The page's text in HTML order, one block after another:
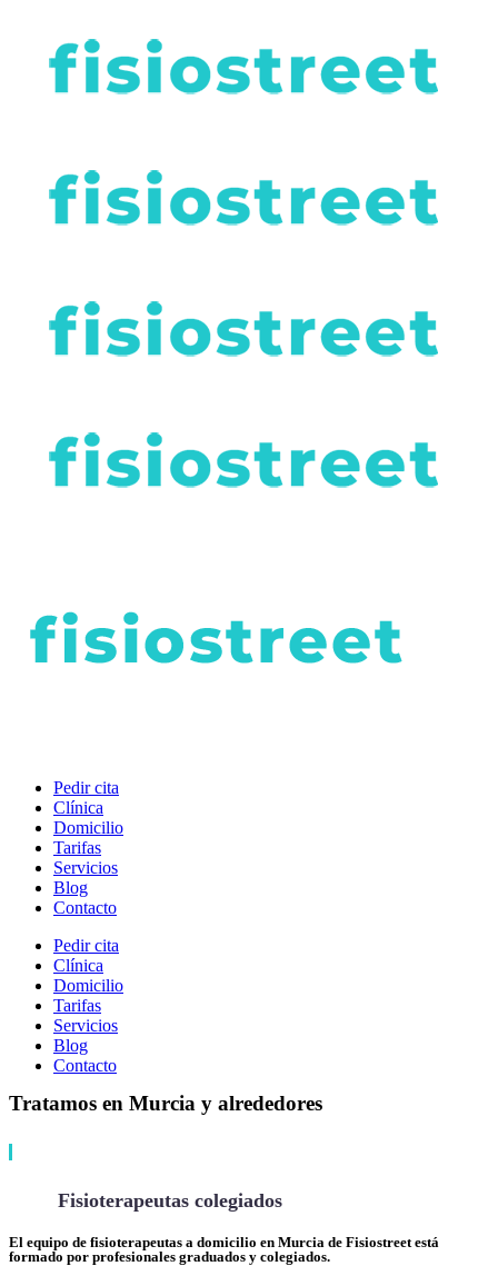
Pedir cita
Clínica
Domicilio
Tarifas
Servicios
Blog
Contacto
Pedir cita
Clínica
Domicilio
Tarifas
Servicios
Blog
Contacto
Tratamos en Murcia y alrededores
Fisioterapeutas colegiados
El equipo de fisioterapeutas a domicilio en Murcia de Fisiostreet está
formado por profesionales graduados y colegiados.